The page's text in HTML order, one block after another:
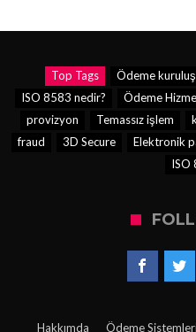
Top Tags Ödeme
ISO 8583 nedir?
Ödeme
provizyon
Temassız işlem
fraud
3D Secure Elektronik
ISO
Hakkımda Ödeme